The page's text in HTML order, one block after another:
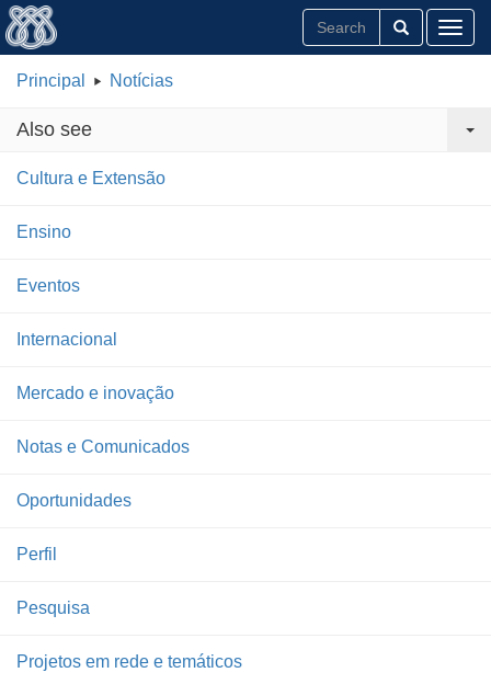
Principal Notícias
Also see
Cultura e Extensão
Ensino
Eventos
Internacional
Mercado e inovação
Notas e Comunicados
Oportunidades
Perfil
Pesquisa
Projetos em rede e temáticos